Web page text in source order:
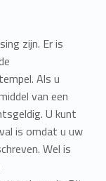
zijn. Er is
Als u
van een
U kunt
is omdat u uw
Wel is